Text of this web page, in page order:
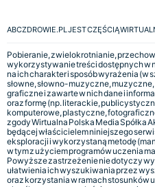
ABCZDROWIE.PL JEST CZĘŚCIĄ
Pobieranie, zwielokrotnianie,
wykorzystywanie treści dostępnych w
na ich charakter i sposób wyrażenia (w
słowne, słowno-muzyczne,
graficzne i zawarte w nich dane i
oraz formę (np. literackie,
komputerowe, plastyczne,
zgody Wirtualna Polska Media Spółka
będącej właścicielem niniejszego
eksploracji i wykorzystaną metodę
w tym z użyciem programów uczenia
Powyższe zastrzeżenie nie dotyczy
ułatwienia ich wyszukiwania przez
oraz korzystania w ramach stosunków